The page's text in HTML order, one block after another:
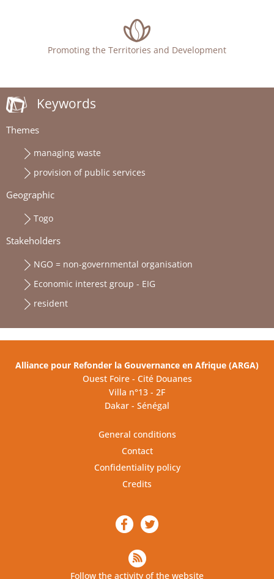
Promoting the Territories and Development
Keywords
Themes
managing waste
provision of public services
Geographic
Togo
Stakeholders
NGO = non-governmental organisation
Economic interest group - EIG
resident
Alliance pour Refonder la Gouvernance en Afrique (ARGA)
Ouest Foire - Cité Douanes
Villa n°13 - 2F
Dakar - Sénégal
General conditions
Contact
Confidentiality policy
Credits
Follow the activity of the website